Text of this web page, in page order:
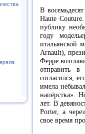
В
Haute
публику
году
итальянской
Arnault),
Ферре
отправить
согласился,
имела
напёрстка».
лет. В
Porter, а
свое время